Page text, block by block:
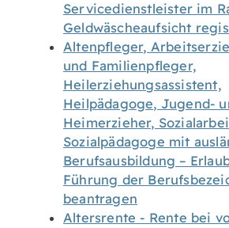
Servicedienstleister im
Geldwäscheaufsicht
Altenpfleger,
und Familienpfleger,
Heilerziehungsassistent,
Heilpädagoge, Jugend-
Heimerzieher,
Sozialpädagoge mit
Berufsausbildung –
Führung der
beantragen
Altersrente - Rente bei